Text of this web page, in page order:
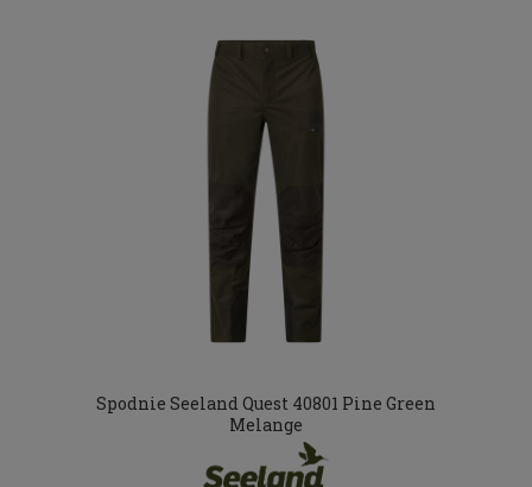
Spodnie Seeland Quest 40801 Pine Green
Melange